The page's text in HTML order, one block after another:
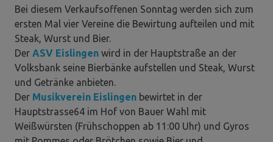
Bei diesem Verkaufsoffenen Sonntag werden sich zum
ersten Mal vier Vereine die Bewirtung aufteilen und mit
Steak, Wurst und Bier.
Der ASV Eislingen wird in der Hauptstraße an der
Volksbank seine Bierbänke aufstellen und Steak, Wurst
und Getränke anbieten.
Der Musikverein Eislingen bewirtet in der
Hauptstrasse64 im Hof von Bauer Wahl mit
Weißwürsten (Frühschoppen ab 11:00 Uhr) und Gyros